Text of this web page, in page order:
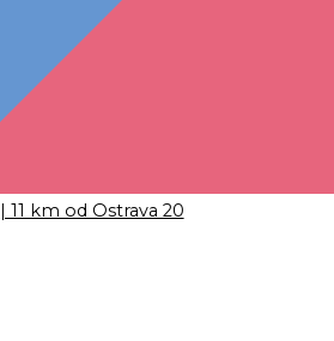
| 11 km od Ostrava 20